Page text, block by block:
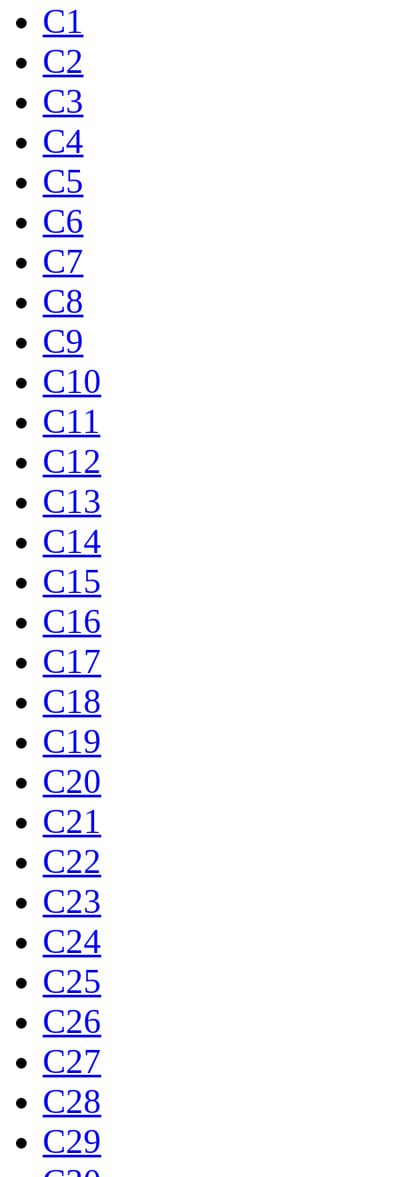
C1
C2
C3
C4
C5
C6
C7
C8
C9
C10
C11
C12
C13
C14
C15
C16
C17
C18
C19
C20
C21
C22
C23
C24
C25
C26
C27
C28
C29